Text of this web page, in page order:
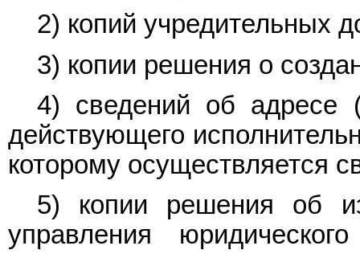
2) копий учредительных
3) копии решения о
4) сведений об адресе
действующего
которому осуществляется
5) копии решения об
управления